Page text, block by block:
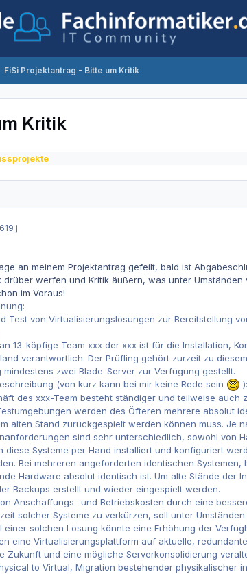
FiSi Projektantrag - Bitte um Kritik
Kritik
19 j
an meinem Projektantrag gefeilt, bald ist
drüber werfen und Kritik äußern, was unter Umständen
im Voraus!
Test von Virtualisierungslösungen zur Bereitstellung
13-köpfige Team xxx der xxx ist für die Installation,
verantwortlich. Der Prüfling gehört zurzeit zu
zwei Blade-Server zur Verfügung gestellt.
(von kurz kann bei mir keine Rede sein
):
des xxx-Team besteht ständiger und teilweise
werden des Öfteren mehrere absolut
alten Stand zurückgespielt werden können muss. Je
sind sehr unterschiedlich, sowohl von
diese Systeme per Hand installiert und konfiguriert
Bei mehreren angeforderten identischen
Hardware absolut identisch ist. Um alte Stände
Backups erstellt und wieder eingespielt werden.
Anschaffungs- und Betriebskosten durch eine
solcher Systeme zu verkürzen, soll unter
einer solchen Lösung könnte eine Erhöhung der
eine Virtualisierungsplattform auf aktuelle,
Zukunft und eine mögliche Serverkonsolidierung
to Virtual, Migration bestehender physikalischer